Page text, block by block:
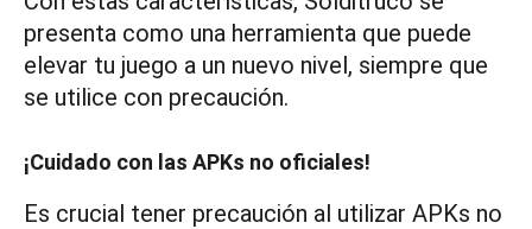
presenta como una herramienta que puede
elevar tu juego a un nuevo nivel, siempre que
se utilice con precaución.
¡Cuidado con las APKs no oficiales!
Es crucial tener precaución al utilizar APKs no